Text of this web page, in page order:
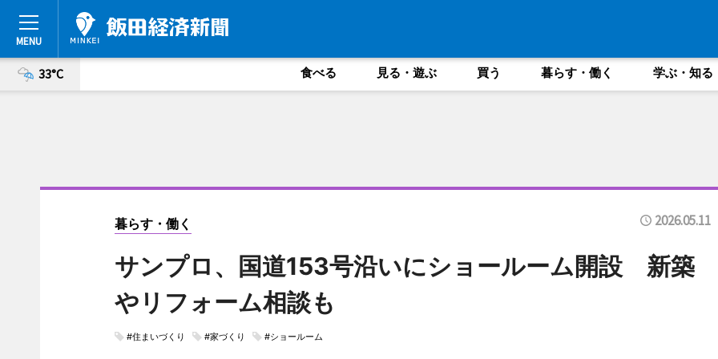
33°C 食べる 見る・遊ぶ 買う 暮らす・働く 学ぶ・知る
暮らす・働く 2026.05.11
サンプロ、国道153号沿いにショールーム開設 新築
やリフォーム相談も
#住まいづくり #家づくり #ショールーム